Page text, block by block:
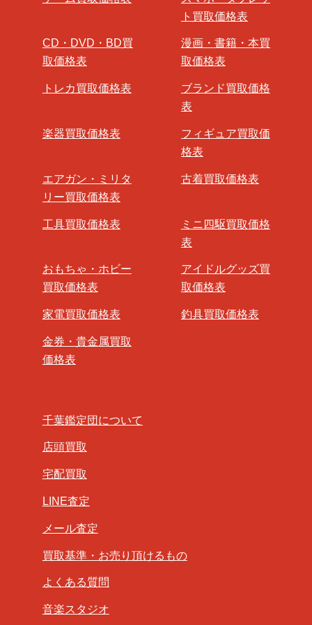
ト買取価格表
CD・DVD・BD買
取価格表
漫画・書籍・本買
取価格表
トレカ買取価格表
ブランド買取価格
表
楽器買取価格表
フィギュア買取価
格表
エアガン・ミリタ
リー買取価格表
古着買取価格表
工具買取価格表
ミニ四駆買取価格
表
おもちゃ・ホビー
買取価格表
アイドルグッズ買
取価格表
家電買取価格表 釣具買取価格表
金券・貴金属買取
価格表
千葉鑑定団について
店頭買取
宅配買取
LINE査定
メール査定
買取基準・お売り頂けるもの
よくある質問
音楽スタジオ